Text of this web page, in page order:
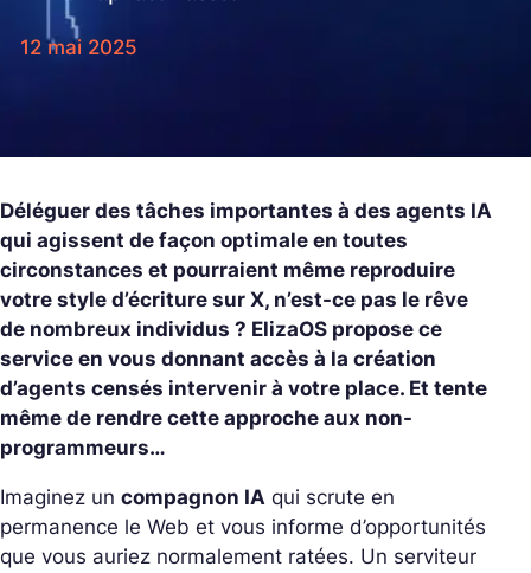
12 mai 2025
Déléguer des tâches importantes à des agents IA
qui agissent de façon optimale en toutes
circonstances et pourraient même reproduire
votre style d’écriture sur X, n’est-ce pas le rêve
de nombreux individus ? ElizaOS propose ce
service en vous donnant accès à la création
d’agents censés intervenir à votre place. Et tente
même de rendre cette approche aux non-
programmeurs…
Imaginez un compagnon IA qui scrute en
permanence le Web et vous informe d’opportunités
que vous auriez normalement ratées. Un serviteur